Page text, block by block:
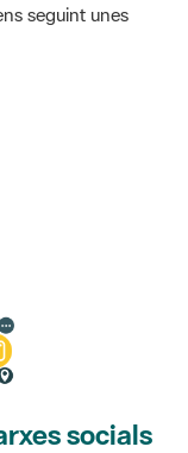
seguint unes
és de 0
socials